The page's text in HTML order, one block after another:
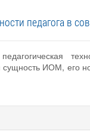
педагога в
ИОМ, его